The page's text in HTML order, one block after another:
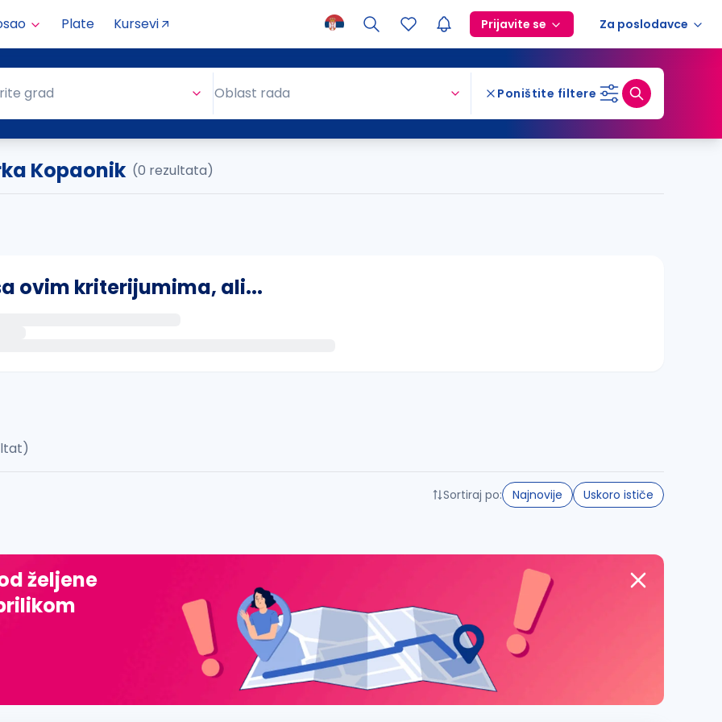
Plate Kursevi Prijavite se Za poslodavce
grad Oblast rada Poništite filtere
Kopaonik (0 rezultata)
ovim kriterijumima, ali...
đ, ž, dž)
Sortiraj po: Najnovije Uskoro ističe
željene